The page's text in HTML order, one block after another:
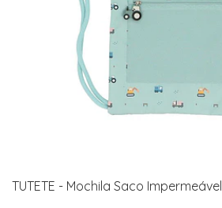
TUTETE - Mochila Saco Impermeável